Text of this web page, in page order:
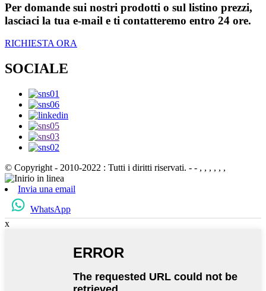
Per domande sui nostri prodotti o sul listino prezzi,
lasciaci la tua e-mail e ti contatteremo entro 24 ore.
RICHIESTA ORA
SOCIALE
© Copyright - 2010-2022 : Tutti i diritti riservati. - - , , , , , ,
Invia una email
WhatsApp
x